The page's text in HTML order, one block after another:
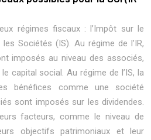
régimes fiscaux : l’Impôt sur le
Sociétés (IS). Au régime de l’IR,
imposés au niveau des associés,
capital social. Au régime de l’IS, la
bénéfices comme une société
sont imposés sur les dividendes.
facteurs, comme le niveau de
objectifs patrimoniaux et leur